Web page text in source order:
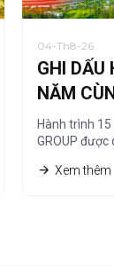
04-Th8-26
GHI DẤU
NĂM
PHÂN
Hành trình
GROUP được
Xem thêm